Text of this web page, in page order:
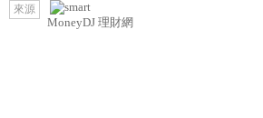
來源
MoneyDJ 理財網